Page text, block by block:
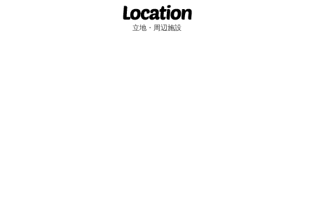
立地・周辺施設